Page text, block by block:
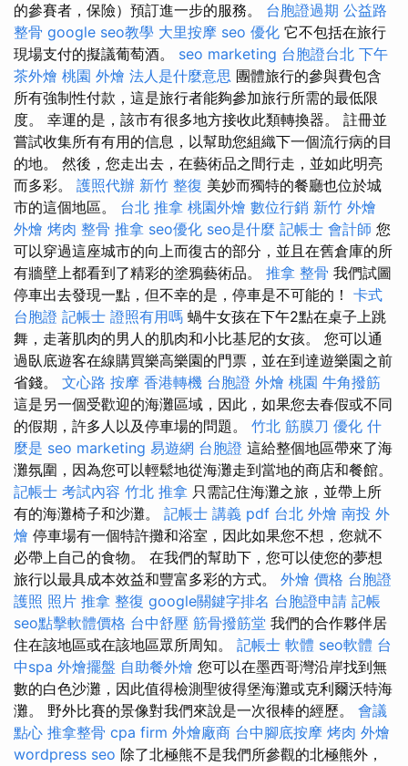
的參賽者，保險）預訂進一步的服務。 台胞證過期 公益路
整骨 google seo教學 大里按摩 seo 優化 它不包括在旅行
現場支付的擬議葡萄酒。 seo marketing 台胞證台北 下午
茶外燴 桃園 外燴 法人是什麼意思 團體旅行的參與費包含
所有強制性付款，這是旅行者能夠參加旅行所需的最低限
度。 幸運的是，該市有很多地方接收此類轉換器。 註冊並
嘗試收集所有有用的信息，以幫助您組織下一個流行病的目
的地。 然後，您走出去，在藝術品之間行走，並如此明亮
而多彩。 護照代辦 新竹 整復 美妙而獨特的餐廳也位於城
市的這個地區。 台北 推拿 桃園外燴 數位行銷 新竹 外燴
外燴 烤肉 整骨 推拿 seo優化 seo是什麼 記帳士 會計師 您
可以穿過這座城市的向上而復古的部分，並且在舊倉庫的所
有牆壁上都看到了精彩的塗鴉藝術品。 推拿 整骨 我們試圖
停車出去發現一點，但不幸的是，停車是不可能的！ 卡式
台胞證 記帳士 證照有用嗎 蝸牛女孩在下午2點在桌子上跳
舞，走著肌肉的男人的肌肉和小比基尼的女孩。 您可以通
過臥底遊客在線購買樂高樂園的門票，並在到達遊樂園之前
省錢。 文心路 按摩 香港轉機 台胞證 外燴 桃園 牛角撥筋
這是另一個受歡迎的海灘區域，因此，如果您去春假或不同
的假期，許多人以及停車場的問題。 竹北 筋膜刀 優化 什
麼是 seo marketing 易遊網 台胞證 這給整個地區帶來了海
灘氛圍，因為您可以輕鬆地從海灘走到當地的商店和餐館。
記帳士 考試內容 竹北 推拿 只需記住海灘之旅，並帶上所
有的海灘椅子和沙灘。 記帳士 講義 pdf 台北 外燴 南投 外
燴 停車場有一個特許攤和浴室，因此如果您不想，您就不
必帶上自己的食物。 在我們的幫助下，您可以使您的夢想
旅行以最具成本效益和豐富多彩的方式。 外燴 價格 台胞證
護照 照片 推拿 整復 google關鍵字排名 台胞證申請 記帳
seo點擊軟體價格 台中舒壓 筋骨撥筋堂 我們的合作夥伴居
住在該地區或在該地區眾所周知。 記帳士 軟體 seo軟體 台
中spa 外燴擺盤 自助餐外燴 您可以在墨西哥灣沿岸找到無
數的白色沙灘，因此值得檢測聖彼得堡海灘或克利爾沃特海
灘。 野外比賽的景像對我們來說是一次很棒的經歷。 會議
點心 推拿整骨 cpa firm 外燴廠商 台中腳底按摩 烤肉 外燴
wordpress seo 除了北極熊不是我們所參觀的北極熊外，